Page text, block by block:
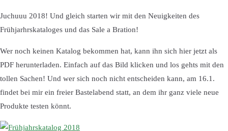
Juchuuu 2018! Und gleich starten wir mit den Neuigkeiten des
Frühjarhrskataloges und das Sale a Bration!
Wer noch keinen Katalog bekommen hat, kann ihn sich hier jetzt als
PDF herunterladen. Einfach auf das Bild klicken und los gehts mit den
tollen Sachen! Und wer sich noch nicht entscheiden kann, am 16.1.
findet bei mir ein freier Bastelabend statt, an dem ihr ganz viele neue
Produkte testen könnt.